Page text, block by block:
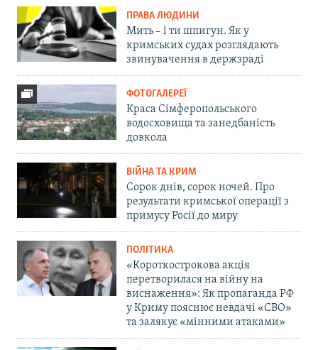
ПРАВА ЛЮДИНИ
Мить – і ти шпигун. Як у
кримських судах розглядають
звинувачення в держзраді
ФОТОГАЛЕРЕЇ
Краса Сімферопольського
водосховища та занедбаність
довкола
ВІЙНА ТА КРИМ
Сорок днів, сорок ночей. Про
результати кримської операції з
примусу Росії до миру
ПОЛІТИКА
«Короткострокова акція
перетворилася на війну на
виснаження»: Як пропаганда РФ
у Криму пояснює невдачі «СВО»
та залякує «мінними атаками»